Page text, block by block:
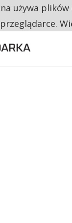
ZŁOTÓWKĘ Z
używa